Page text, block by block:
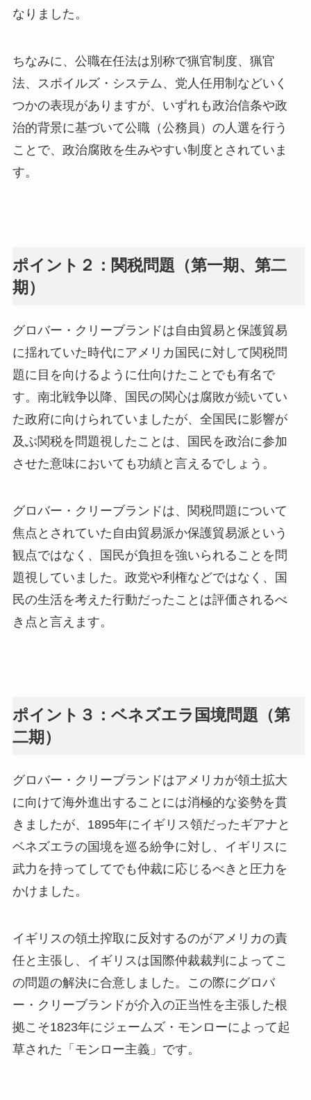
なりました。
ちなみに、公職在任法は別称で猟官制度、猟官
法、スポイルズ・システム、党人任用制などいく
つかの表現がありますが、いずれも政治信条や政
治的背景に基づいて公職（公務員）の人選を行う
ことで、政治腐敗を生みやすい制度とされていま
す。
ポイント２：関税問題（第一期、第二
期）
グロバー・クリーブランドは自由貿易と保護貿易
に揺れていた時代にアメリカ国民に対して関税問
題に目を向けるように仕向けたことでも有名で
す。南北戦争以降、国民の関心は腐敗が続いてい
た政府に向けられていましたが、全国民に影響が
及ぶ関税を問題視したことは、国民を政治に参加
させた意味においても功績と言えるでしょう。
グロバー・クリーブランドは、関税問題について
焦点とされていた自由貿易派か保護貿易派という
観点ではなく、国民が負担を強いられることを問
題視していました。政党や利権などではなく、国
民の生活を考えた行動だったことは評価されるべ
き点と言えます。
ポイント３：ベネズエラ国境問題（第
二期）
グロバー・クリーブランドはアメリカが領土拡大
に向けて海外進出することには消極的な姿勢を貫
きましたが、1895年にイギリス領だったギアナと
ベネズエラの国境を巡る紛争に対し、イギリスに
武力を持ってしてでも仲裁に応じるべきと圧力を
かけました。
イギリスの領土搾取に反対するのがアメリカの責
任と主張し、イギリスは国際仲裁裁判によってこ
の問題の解決に合意しました。この際にグロバ
ー・クリーブランドが介入の正当性を主張した根
拠こそ1823年にジェームズ・モンローによって起
草された「モンロー主義」です。